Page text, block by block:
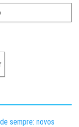
sempre: novos